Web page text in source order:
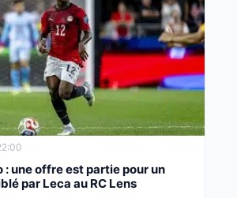
: une offre est partie pour un
par Leca au RC Lens